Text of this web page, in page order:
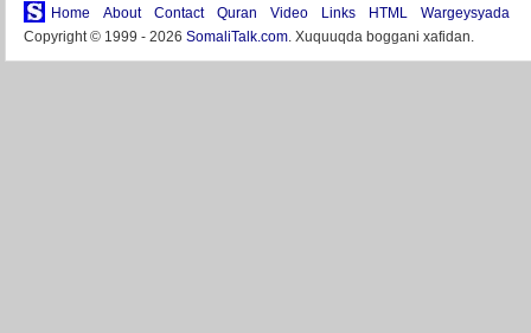
Home About Contact Quran Video Links HTML
Wargeysyada
Copyright © 1999 - 2026 SomaliTalk.com. Xuquuqda boggani xafidan.